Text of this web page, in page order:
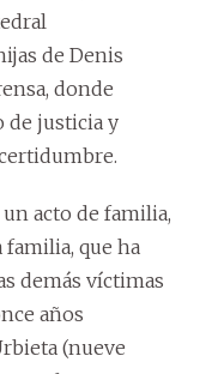
de Denis
donde
de justicia y
acto de familia,
familia, que ha
demás víctimas
años
(nueve